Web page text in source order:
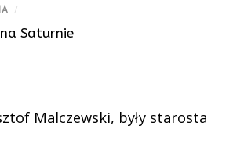
/
Saturnie
Malczewski, były starosta